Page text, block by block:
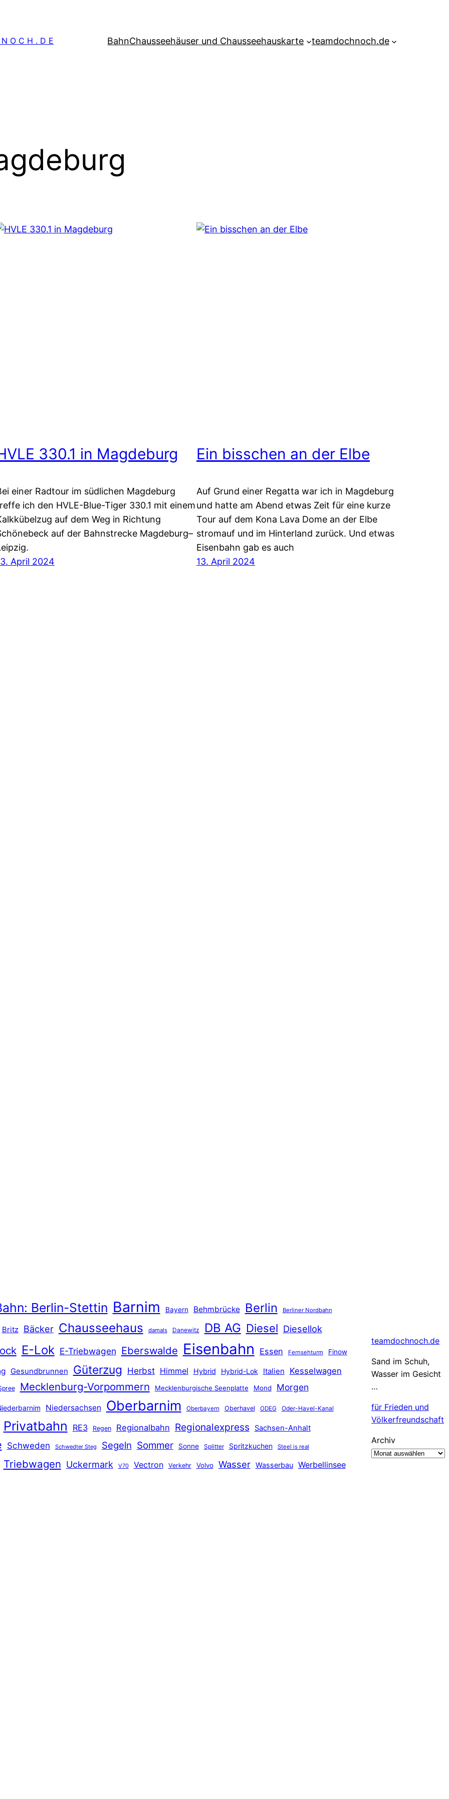
O C H . D E BahnChausseehäuser und Chausseehauskarte teamdochnoch.de
330.1 in Magdeburg
einer Radtour im südlichen Magdeburg
ich den HVLE-Blue-Tiger 330.1 mit einem
auf dem Weg in Richtung
auf der Bahnstrecke Magdeburg–
April 2024
Ein bisschen an der Elbe
Auf Grund einer Regatta war ich in Magdeburg
und hatte am Abend etwas Zeit für eine kurze
Tour auf dem Kona Lava Dome an der Elbe
stromauf und im Hinterland zurück. Und etwas
Eisenbahn gab es auch
13. April 2024
Berlin-Stettin Barnim Bayern Behmbrücke Berlin Berliner Nordbahn
Britz Bäcker Chausseehaus damals Danewitz DB AG Diesel Diesellok
E-Lok E-Triebwagen Eberswalde Eisenbahn Essen Fernsehturm Finow
Gesundbrunnen Güterzug Herbst Himmel Hybrid Hybrid-Lok Italien Kesselwagen
Mecklenburg-Vorpommern Mecklenburgische Seenplatte Mond Morgen
Niedersachsen Oberbarnim Oberbayern Oberhavel ODEG Oder-Havel-Kanal
Privatbahn RE3 Regen Regionalbahn Regionalexpress Sachsen-Anhalt
Schweden Schwedter Steg Segeln Sommer Sonne Splitter Spritzkuchen Steel is real
Triebwagen Uckermark V70 Vectron Verkehr Volvo Wasser Wasserbau Werbellinsee
teamdochnoch.de
Sand im Schuh,
Wasser im Gesicht
…
für Frieden und
Völkerfreundschaft
Archiv